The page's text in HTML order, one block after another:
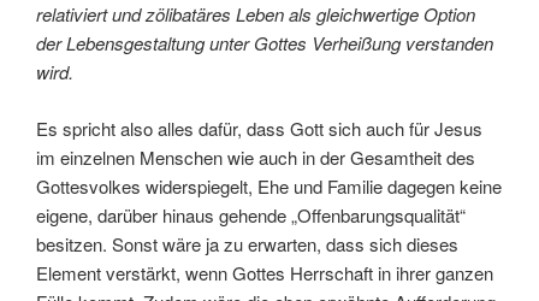
relativiert und zölibatäres Leben als gleichwertige Option
der Lebensgestaltung unter Gottes Verheißung verstanden
wird.
Es spricht also alles dafür, dass Gott sich auch für Jesus
im einzelnen Menschen wie auch in der Gesamtheit des
Gottesvolkes widerspiegelt, Ehe und Familie dagegen keine
eigene, darüber hinaus gehende „Offenbarungsqualität“
besitzen. Sonst wäre ja zu erwarten, dass sich dieses
Element verstärkt, wenn Gottes Herrschaft in ihrer ganzen